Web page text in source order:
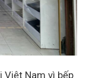
Nam vì bếp